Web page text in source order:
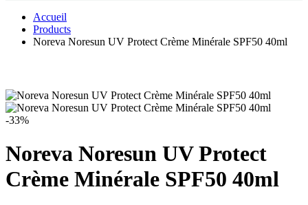
Accueil
Products
Noreva Noresun UV Protect Crème Minérale SPF50 40ml
-33%
Noreva Noresun UV Protect
Crème Minérale SPF50 40ml